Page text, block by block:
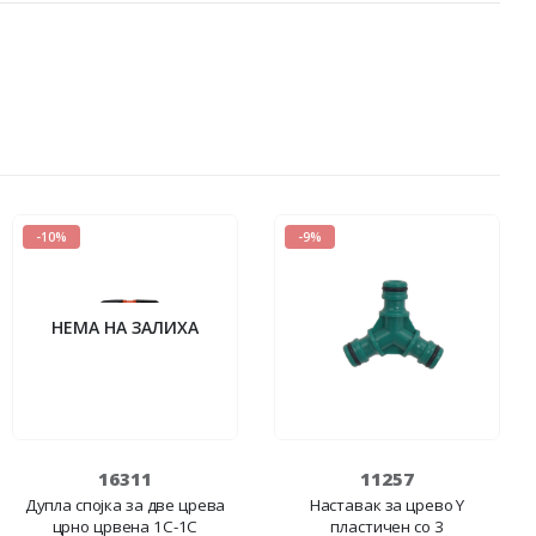
-10%
НЕМА НА ЗАЛИХА
16311
Дупла спојка за две црева
црно црвена 1C-1C
-9%
11257
Наставак за црево Y
пластичен со 3